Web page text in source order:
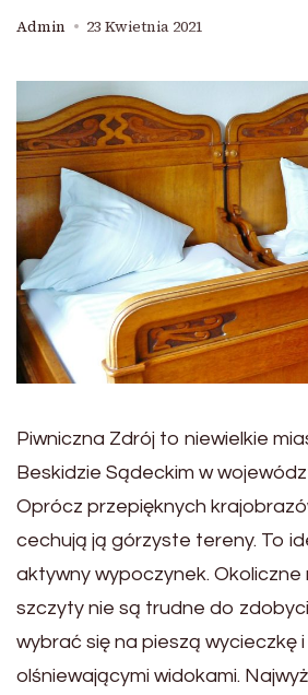
Admin 23 Kwietnia 2021
Piwniczna Zdrój to niewielkie
Beskidzie Sądeckim w
Oprócz przepięknych
cechują ją górzyste tereny. To
aktywny wypoczynek. Okoliczne
szczyty nie są trudne do
wybrać się na pieszą wycieczkę
olśniewającymi widokami.